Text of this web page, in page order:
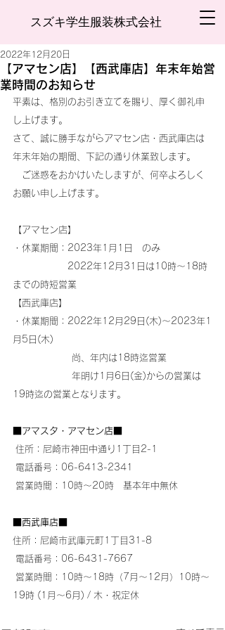
スズキ学生服装株式会社
【アマセン店】【西武庫店】年末年始営
業時間のお知らせ
2022年12月20日
平素は、格別のお引き立てを賜り、厚く御礼申
し上げます。
さて、誠に勝手ながらアマセン店・西武庫店は
年末年始の期間、下記の通り休業致します。
ご迷惑をおかけいたしますが、何卒よろしく
お願い申し上げます。
【アマセン店】
・休業期間：2023年1月1日　のみ
2022年12月31日は10時～18時
までの時短営業
【西武庫店】
・休業期間：2022年12月29日(木)～2023年1
月5日(木)
		 尚、年内は18時迄営業
19時迄の営業となります。
アマスタ・アマセン店
住所：尼崎市神田中通り1丁目2-1
電話番号：06-6413-2341
営業時間：10時～20時　基本年中無休
西武庫店
住所：尼崎市武庫元町1丁目31-8
電話番号：06-6431-7667
19時 (1月～6月) / 木・祝定休